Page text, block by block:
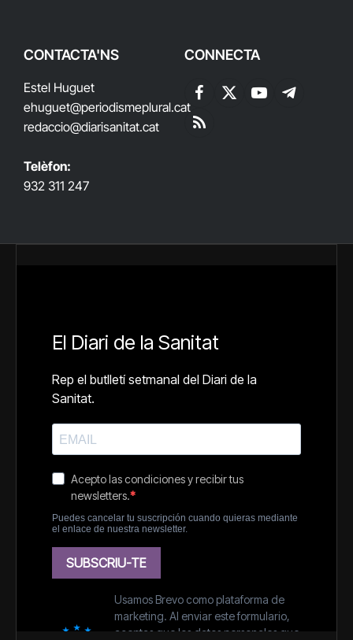
CONTACTA'NS
Estel Huguet
ehuguet@periodismeplural.cat
redaccio@diarisanitat.cat
Telèfon:
932 311 247
CONNECTA
Facebook
X
YouTubeTelegram
RSS